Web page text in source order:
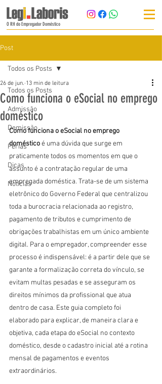
O RH do Empregador Doméstico
Post
Todos os Posts
Admissão
Demissão
Férias
Dicas
Notícias
Todos os Posts
Como funciona o eSocial no emprego
doméstico
26 de jun. 13 min de leitura
Como funciona o eSocial no emprego
doméstico é uma dúvida que surge em
praticamente todos os momentos em que o
assunto é a contratação regular de uma
empregada doméstica. Trata-se de um sistema
eletrônico do Governo Federal que centralizou
toda a burocracia relacionada ao registro,
pagamento de tributos e cumprimento de
obrigações trabalhistas em um único ambiente
digital. Para o empregador, compreender esse
processo é indispensável: é a partir dele que se
garante a formalização correta do vínculo, se
evitam multas pesadas e se asseguram os
direitos mínimos da profissional que atua
dentro de casa. Este guia completo foi
elaborado para explicar, de maneira clara e
objetiva, cada etapa do eSocial no contexto
doméstico, desde o cadastro inicial até a rotina
mensal de pagamentos e eventos
extraordinários.